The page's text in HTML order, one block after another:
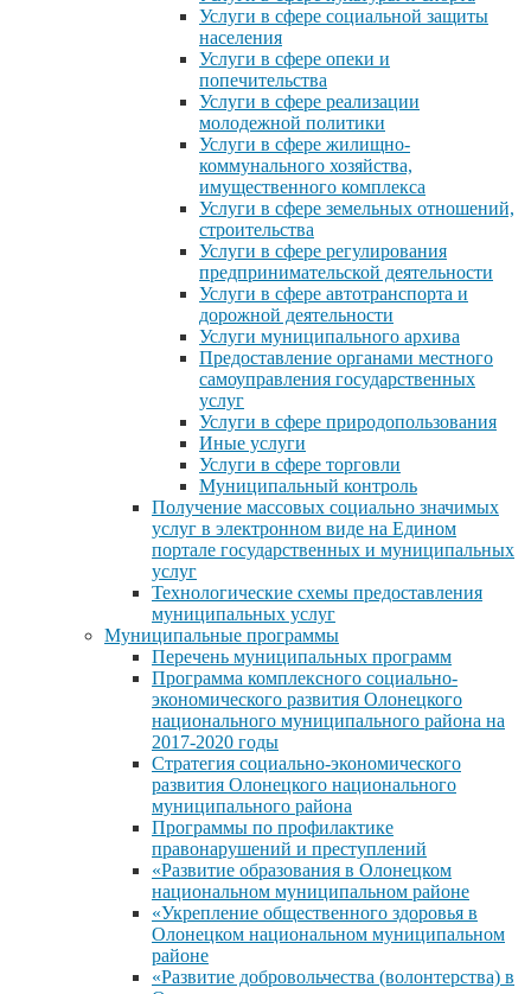
Услуги в сфере социальной защиты
населения
Услуги в сфере опеки и
попечительства
Услуги в сфере реализации
молодежной политики
Услуги в сфере жилищно-
коммунального хозяйства,
имущественного комплекса
Услуги в сфере земельных отношений,
строительства
Услуги в сфере регулирования
предпринимательской деятельности
Услуги в сфере автотранспорта и
дорожной деятельности
Услуги муниципального архива
Предоставление органами местного
самоуправления государственных
услуг
Услуги в сфере природопользования
Иные услуги
Услуги в сфере торговли
Муниципальный контроль
Получение массовых социально значимых
услуг в электронном виде на Едином
портале государственных и муниципальных
услуг
Технологические схемы предоставления
муниципальных услуг
Муниципальные программы
Перечень муниципальных программ
Программа комплексного социально-
экономического развития Олонецкого
национального муниципального района на
2017-2020 годы
Стратегия социально-экономического
развития Олонецкого национального
муниципального района
Программы по профилактике
правонарушений и преступлений
«Развитие образования в Олонецком
национальном муниципальном районе
«Укрепление общественного здоровья в
Олонецком национальном муниципальном
районе
«Развитие добровольчества (волонтерства) в